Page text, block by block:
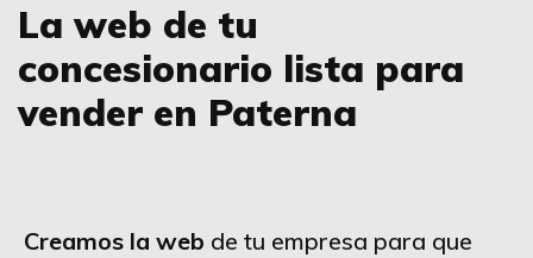
La web de tu
concesionario lista para
vender en Paterna
Creamos la web de tu empresa para que